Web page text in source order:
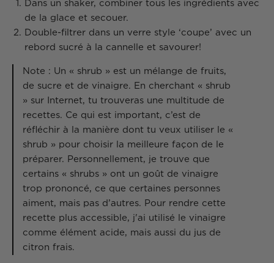
Dans un shaker, combiner tous les ingrédients avec
de la glace et secouer.
Double-filtrer dans un verre style ‘coupe’ avec un
rebord sucré à la cannelle et savourer!
Note : Un « shrub » est un mélange de fruits,
de sucre et de vinaigre. En cherchant « shrub
» sur Internet, tu trouveras une multitude de
recettes. Ce qui est important, c’est de
réfléchir à la manière dont tu veux utiliser le «
shrub » pour choisir la meilleure façon de le
préparer. Personnellement, je trouve que
certains « shrubs » ont un goût de vinaigre
trop prononcé, ce que certaines personnes
aiment, mais pas d’autres. Pour rendre cette
recette plus accessible, j'ai utilisé le vinaigre
comme élément acide, mais aussi du jus de
citron frais.